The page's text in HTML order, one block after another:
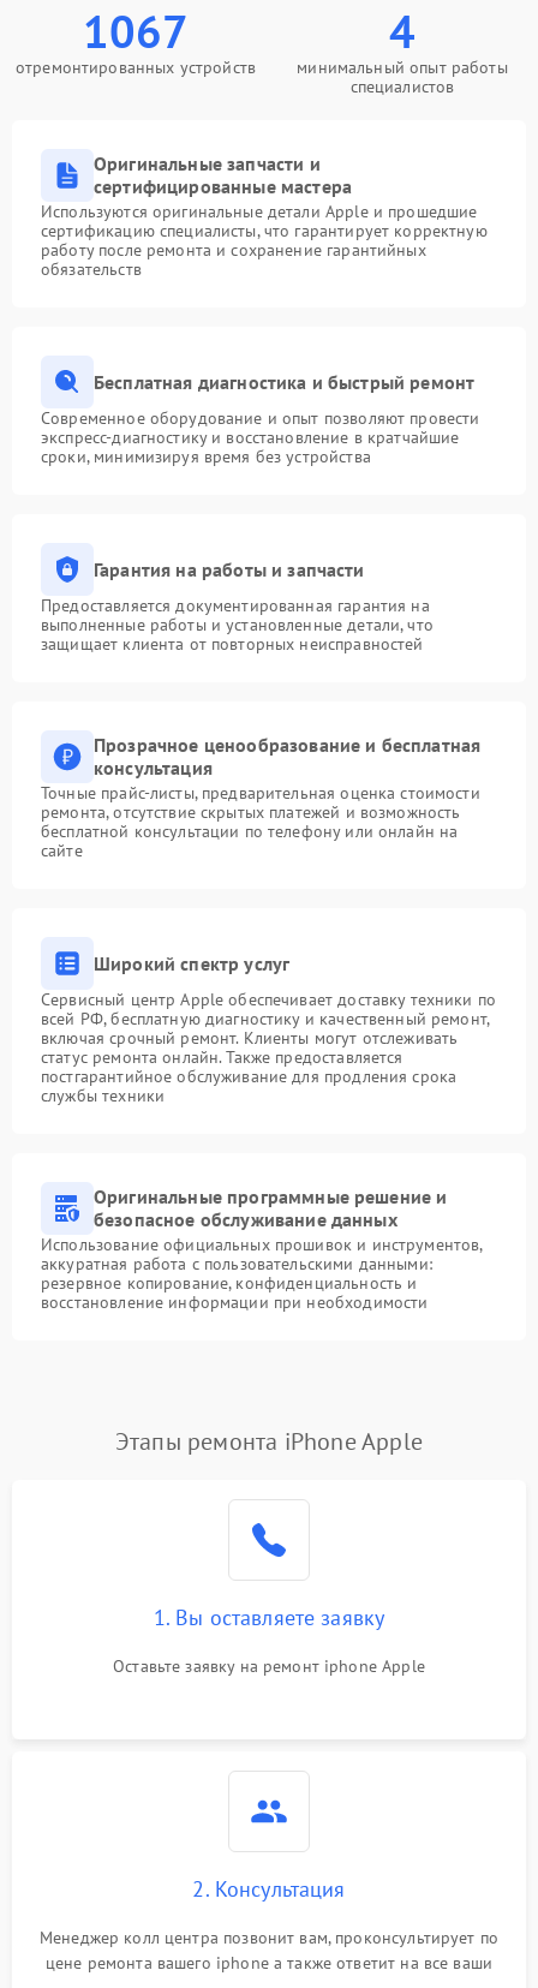
1067
отремонтированных устройств
4
минимальный опыт работы
специалистов
Оригинальные запчасти и
сертифицированные мастера
Используются оригинальные детали Apple и прошедшие
сертификацию специалисты, что гарантирует корректную
работу после ремонта и сохранение гарантийных
обязательств
Бесплатная диагностика и быстрый ремонт
Современное оборудование и опыт позволяют провести
экспресс-диагностику и восстановление в кратчайшие
сроки, минимизируя время без устройства
Гарантия на работы и запчасти
Предоставляется документированная гарантия на
выполненные работы и установленные детали, что
защищает клиента от повторных неисправностей
Прозрачное ценообразование и бесплатная
консультация
Точные прайс-листы, предварительная оценка стоимости
ремонта, отсутствие скрытых платежей и возможность
бесплатной консультации по телефону или онлайн на
сайте
Широкий спектр услуг
Сервисный центр Apple обеспечивает доставку техники по
всей РФ, бесплатную диагностику и качественный ремонт,
включая срочный ремонт. Клиенты могут отслеживать
статус ремонта онлайн. Также предоставляется
постгарантийное обслуживание для продления срока
службы техники
Оригинальные программные решение и
безопасное обслуживание данных
Использование официальных прошивок и инструментов,
аккуратная работа с пользовательскими данными:
резервное копирование, конфиденциальность и
восстановление информации при необходимости
Этапы ремонта iPhone Apple
1. Вы оставляете заявку
Оставьте заявку на ремонт iphone Apple
2. Консультация
Менеджер колл центра позвонит вам, проконсультирует по
цене ремонта вашего iphone а также ответит на все ваши